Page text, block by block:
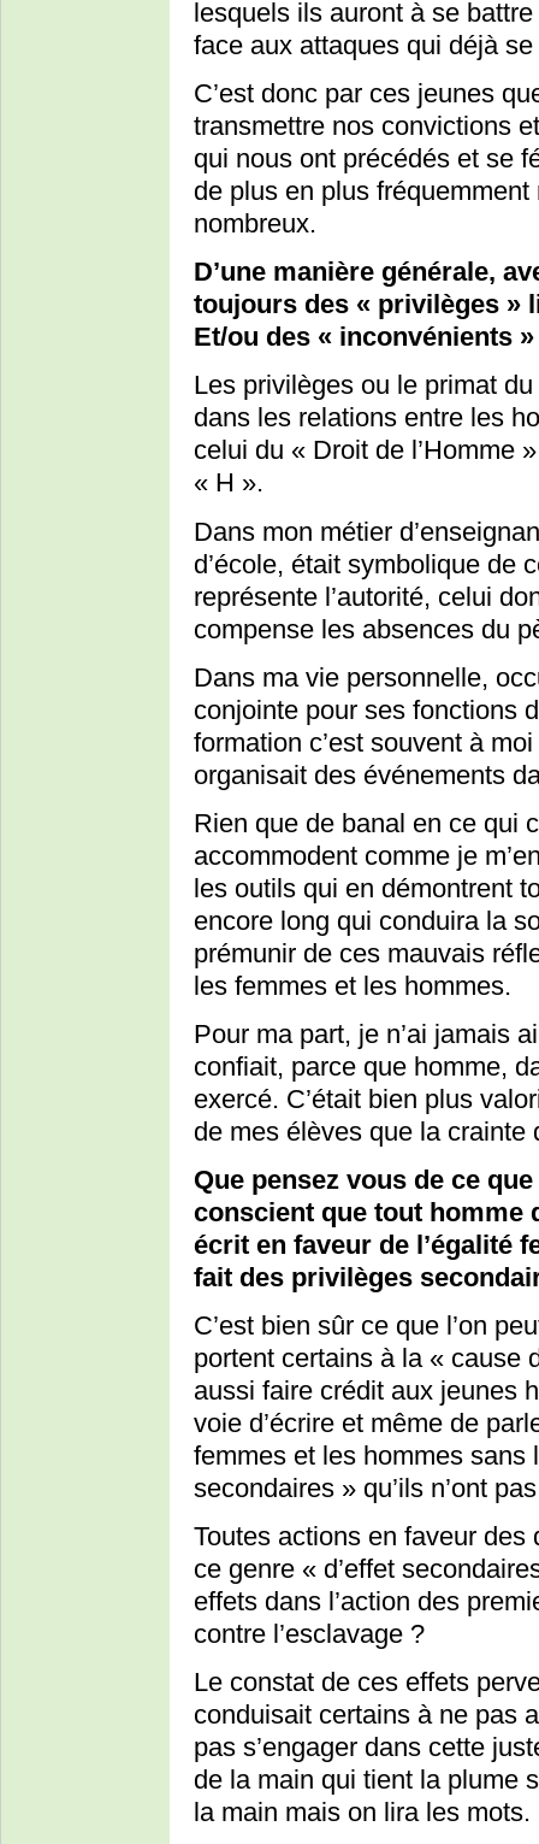
lesquels ils auront à se
face aux attaques qui déjà
C’est donc par ces jeunes
transmettre nos convictions
qui nous ont précédés et se
de plus en plus
nombreux.
D’une manière générale,
toujours des « privilèges »
Et/ou des « inconvénients
Les privilèges ou le primat
dans les relations entre les
celui du « Droit de l’Homme
« H ».
Dans mon métier
d’école, était symbolique de
représente l’autorité, celui
compense les absences du
Dans ma vie personnelle,
conjointe pour ses fonctions
formation c’est souvent à moi
organisait des événements
Rien que de banal en ce qui
accommodent comme je
les outils qui en démontrent
encore long qui conduira la
prémunir de ces mauvais
les femmes et les hommes.
Pour ma part, je n’ai jamais
confiait, parce que homme,
exercé. C’était bien plus
de mes élèves que la crainte
Que pensez vous de ce
conscient que tout homme
écrit en faveur de l’égalité
fait des privilèges
C’est bien sûr ce que l’on
portent certains à la « cause
aussi faire crédit aux jeunes
voie d’écrire et même de
femmes et les hommes sans
secondaires » qu’ils n’ont
Toutes actions en faveur des
ce genre « d’effet
effets dans l’action des
contre l’esclavage ?
Le constat de ces effets
conduisait certains à ne pas
pas s’engager dans cette
de la main qui tient la plume
la main mais on lira les mots.